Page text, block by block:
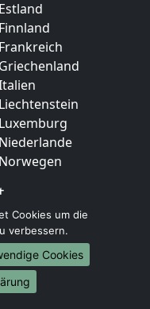
am Main
Cookies um die
verbessern.
Cookies